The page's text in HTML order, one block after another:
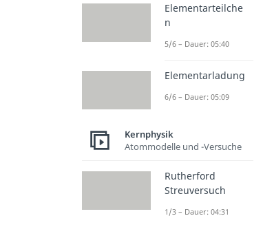
Elementarteilche
n
5/6 – Dauer: 05:40
Elementarladung
6/6 – Dauer: 05:09
Kernphysik
Atommodelle und -Versuche
Rutherford
Streuversuch
1/3 – Dauer: 04:31